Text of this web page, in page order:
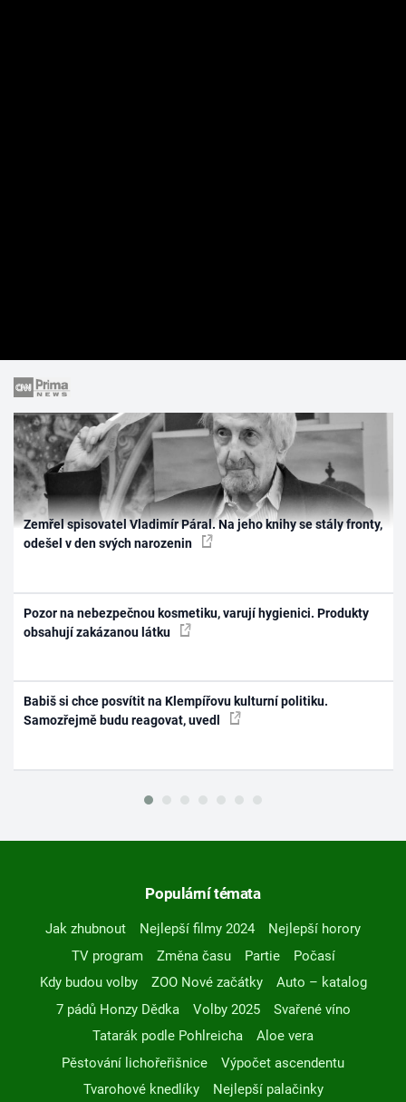
Zemřel spisovatel Vladimír Páral. Na jeho knihy se stály fronty,
odešel v den svých narozenin
Pozor na nebezpečnou kosmetiku, varují hygienici. Produkty
obsahují zakázanou látku
Babiš si chce posvítit na Klempířovu kulturní politiku.
Samozřejmě budu reagovat, uvedl
Populární témata
Jak zhubnout Nejlepší filmy 2024
Nejlepší horory
TV program
Změna času Partie
Počasí
Kdy budou volby
ZOO Nové začátky
Auto – katalog
7 pádů Honzy Dědka
Volby 2025
Svařené víno
Tatarák podle Pohlreicha
Aloe vera
Pěstování lichořeřišnice
Výpočet ascendentu
Tvarohové knedlíky
Nejlepší palačinky